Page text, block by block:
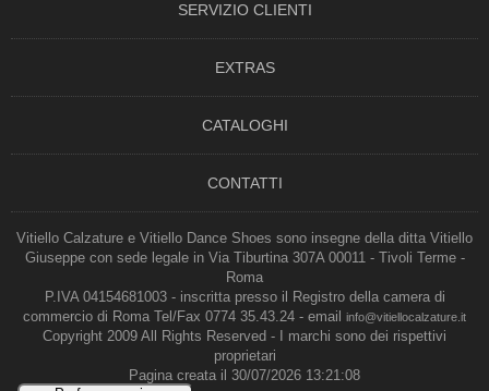
SERVIZIO CLIENTI
EXTRAS
CATALOGHI
CONTATTI
Vitiello Calzature e Vitiello Dance Shoes sono insegne della ditta Vitiello
Giuseppe con sede legale in Via Tiburtina 307A 00011 - Tivoli Terme -
Roma
P.IVA 04154681003 - inscritta presso il Registro della camera di
commercio di Roma Tel/Fax 0774 35.43.24 - email
info@vitiellocalzature.it
Copyright 2009 All Rights Reserved - I marchi sono dei rispettivi
proprietari
Pagina creata il 30/07/2026 13:21:08